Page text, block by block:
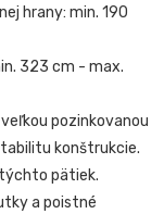
hrany: min. 190
323 cm - max.
pozinkovanou
konštrukcie.
pätiek.
a poistné